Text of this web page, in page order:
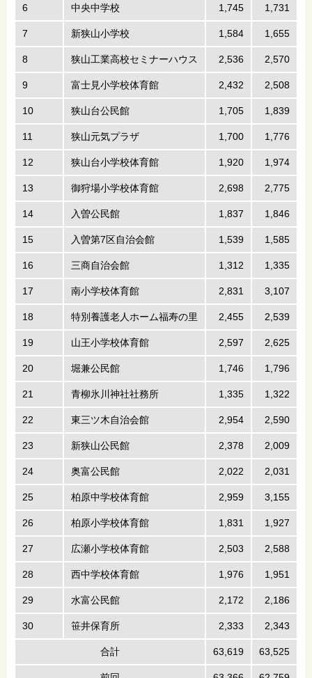
6 中央中学校 1,745 1,731
7 新狭山小学校 1,584 1,655
8 狭山工業高校セミナーハウス 2,536 2,570
9 富士見小学校体育館 2,432 2,508
10 狭山台公民館 1,705 1,839
11 狭山元気プラザ 1,700 1,776
12 狭山台小学校体育館 1,920 1,974
13 御狩場小学校体育館 2,698 2,775
14 入曽公民館 1,837 1,846
15 入曽第7区自治会館 1,539 1,585
16 三商自治会館 1,312 1,335
17 南小学校体育館 2,831 3,107
18 特別養護老人ホーム福寿の里 2,455 2,539
19 山王小学校体育館 2,597 2,625
20 堀兼公民館 1,746 1,796
21 青柳氷川神社社務所 1,335 1,322
22 東三ツ木自治会館 2,954 2,590
23 新狭山公民館 2,378 2,009
24 奥富公民館 2,022 2,031
25 柏原中学校体育館 2,959 3,155
26 柏原小学校体育館 1,831 1,927
27 広瀬小学校体育館 2,503 2,588
28 西中学校体育館 1,976 1,951
29 水富公民館 2,172 2,186
30 笹井保育所 2,333 2,343
合計 63,619 63,525